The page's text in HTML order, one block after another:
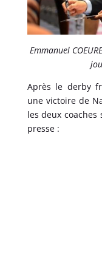
Emmanuel
Après le derby
une victoire de
les deux
presse :